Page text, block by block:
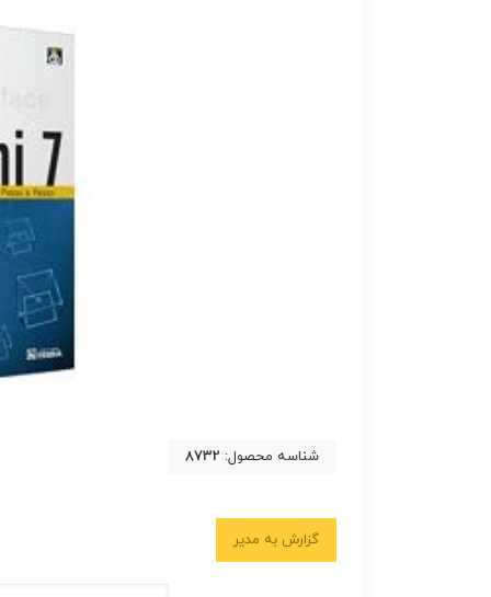
شناسه محصول: 8732
گزارش به مدیر